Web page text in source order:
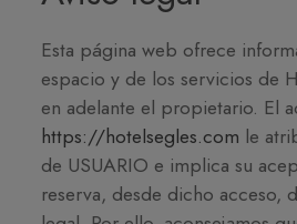
Esta página web ofrece
espacio y de los servicios de
en adelante el propietario. El
https://hotelsegles.com le
de USUARIO e implica su
reserva, desde dicho acceso,